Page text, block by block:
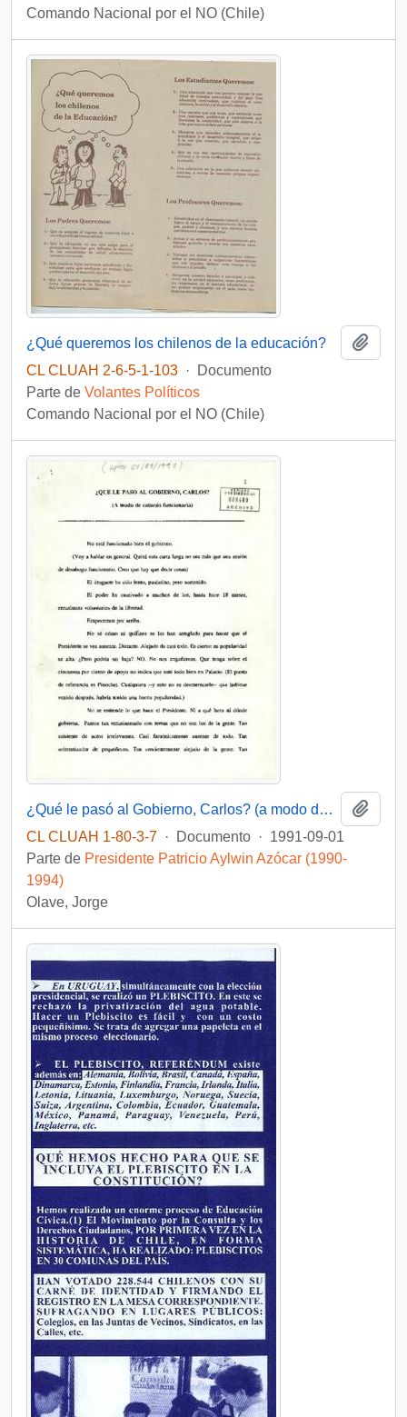
Comando Nacional por el NO (Chile)
¿Qué queremos los chilenos de la educación?
CL CLUAH 2-6-5-1-103 ·
Documento
Parte de Volantes Políticos
Comando Nacional por el NO (Chile)
¿Qué le pasó al Gobierno, Carlos? (a modo de catarsis funcionaria)
CL CLUAH 1-80-3-7 · Documento · 1991-09-01
Parte de Presidente Patricio Aylwin Azócar (1990-
1994)
Olave, Jorge